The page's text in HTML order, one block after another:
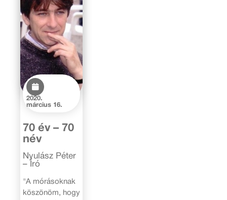
2020.
március 16.
70 év – 70
név
Nyulász Péter
– Író
"A mórásoknak
köszönöm, hogy